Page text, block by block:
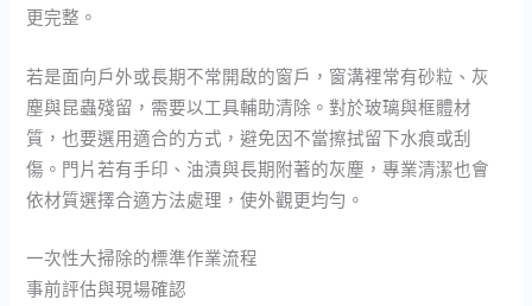
更完整。
若是面向戶外或長期不常開啟的窗戶，窗溝裡常有砂粒、灰
塵與昆蟲殘留，需要以工具輔助清除。對於玻璃與框體材
質，也要選用適合的方式，避免因不當擦拭留下水痕或刮
傷。門片若有手印、油漬與長期附著的灰塵，專業清潔也會
依材質選擇合適方法處理，使外觀更均勻。
一次性大掃除的標準作業流程
事前評估與現場確認